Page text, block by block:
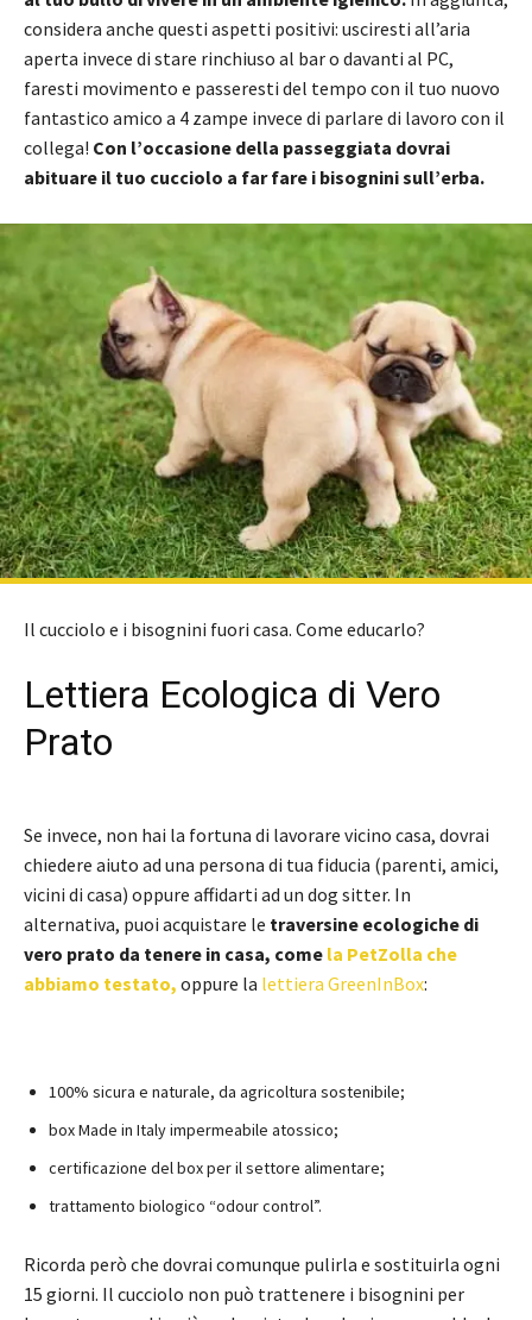
considera anche questi aspetti positivi: usciresti all’aria
aperta invece di stare rinchiuso al bar o davanti al PC,
faresti movimento e passeresti del tempo con il tuo nuovo
fantastico amico a 4 zampe invece di parlare di lavoro con il
collega! Con l’occasione della passeggiata dovrai
abituare il tuo cucciolo a far fare i bisognini sull’erba.
Il cucciolo e i bisognini fuori casa. Come educarlo?
Lettiera Ecologica di Vero
Prato
Se invece, non hai la fortuna di lavorare vicino casa, dovrai
chiedere aiuto ad una persona di tua fiducia (parenti, amici,
vicini di casa) oppure affidarti ad un dog sitter. In
alternativa, puoi acquistare le traversine ecologiche di
vero prato da tenere in casa, come la PetZolla che
abbiamo testato, oppure la lettiera GreenInBox:
100% sicura e naturale, da agricoltura sostenibile;
box Made in Italy impermeabile atossico;
certificazione del box per il settore alimentare;
trattamento biologico “odour control”.
Ricorda però che dovrai comunque pulirla e sostituirla ogni
15 giorni. Il cucciolo non può trattenere i bisognini per